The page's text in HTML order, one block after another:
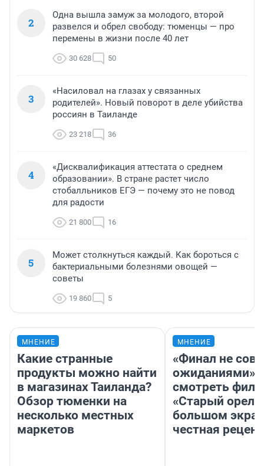
2
Одна вышла замуж за молодого, второй
развелся и обрел свободу: тюменцы — про
перемены в жизни после 40 лет
30 628 50
3
«Насиловал на глазах у связанных
родителей». Новый поворот в деле убийства
россиян в Таиланде
23 218 36
4
«Дисквалификация аттестата о среднем
образовании». В стране растет число
стобалльников ЕГЭ — почему это не повод
для радости
21 800 16
5
Может столкнуться каждый. Как бороться с
бактериальными болезнями овощей —
советы
19 860 5
МНЕНИЕ
Какие странные
продукты можно найти
в магазинах Таиланда?
Обзор тюменки на
несколько местных
маркетов
МНЕНИЕ
«Финал не
ожиданиями»:
смотреть
«Старый орел»
большом
честная